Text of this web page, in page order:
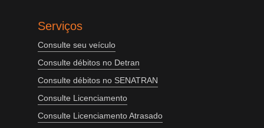
Serviços
Consulte seu veículo
Consulte débitos no Detran
Consulte débitos no SENATRAN
Consulte Licenciamento
Consulte Licenciamento Atrasado